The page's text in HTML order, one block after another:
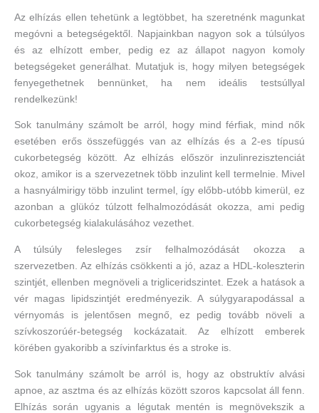
Az elhízás ellen tehetünk a legtöbbet, ha szeretnénk magunkat
megóvni a betegségektől. Napjainkban nagyon sok a túlsúlyos
és az elhízott ember, pedig ez az állapot nagyon komoly
betegségeket generálhat. Mutatjuk is, hogy milyen betegségek
fenyegethetnek bennünket, ha nem ideális testsúllyal
rendelkezünk!
Sok tanulmány számolt be arról, hogy mind férfiak, mind nők
esetében erős összefüggés van az elhízás és a 2-es típusú
cukorbetegség között. Az elhízás először inzulinrezisztenciát
okoz, amikor is a szervezetnek több inzulint kell termelnie. Mivel
a hasnyálmirigy több inzulint termel, így előbb-utóbb kimerül, ez
azonban a glükóz túlzott felhalmozódását okozza, ami pedig
cukorbetegség kialakulásához vezethet.
A túlsúly felesleges zsír felhalmozódását okozza a
szervezetben. Az elhízás csökkenti a jó, azaz a HDL-koleszterin
szintjét, ellenben megnöveli a trigliceridszintet. Ezek a hatások a
vér magas lipidszintjét eredményezik. A súlygyarapodással a
vérnyomás is jelentősen megnő, ez pedig tovább növeli a
szívkoszorúér-betegség kockázatait. Az elhízott emberek
körében gyakoribb a szívinfarktus és a stroke is.
Sok tanulmány számolt be arról is, hogy az obstruktív alvási
apnoe, az asztma és az elhízás között szoros kapcsolat áll fenn.
Elhízás során ugyanis a légutak mentén is megnövekszik a